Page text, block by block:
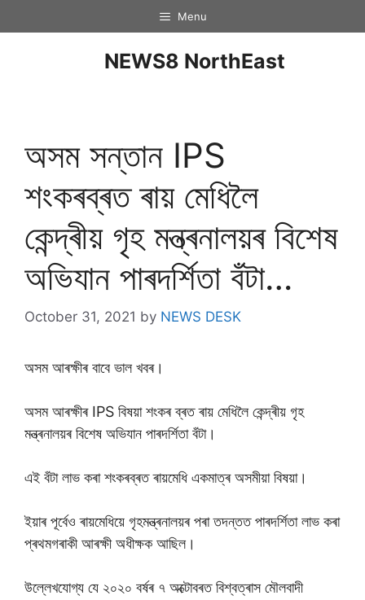
Menu
NEWS8 NorthEast
অসম সন্তান IPS
শংকৰব্ৰত ৰায় মেধিলৈ
কেন্দ্ৰীয় গৃহ মন্ত্ৰনালয়ৰ বিশেষ
অভিযান পাৰদৰ্শিতা বঁটা…
October 31, 2021 by NEWS DESK
অসম আৰক্ষীৰ বাবে ভাল খবৰ।
অসম আৰক্ষীৰ IPS বিষয়া শংকৰ ব্ৰত ৰায় মেধিলৈ কেন্দ্ৰীয় গৃহ
মন্ত্ৰনালয়ৰ বিশেষ অভিযান পাৰদৰ্শিতা বঁটা।
এই বঁটা লাভ কৰা শংকৰব্ৰত ৰায়মেধি একমাত্ৰ অসমীয়া বিষয়া।
ইয়াৰ পূৰ্বেও ৰায়মেধিয়ে গৃহমন্ত্ৰনালয়ৰ পৰা তদন্তত পাৰদৰ্শিতা লাভ কৰা
প্ৰথমগৰাকী আৰক্ষী অধীক্ষক আছিল।
উল্লেখযোগ্য যে ২০২০ বৰ্ষৰ ৭ অক্টোবৰত বিশ্বত্ৰাস মৌলবাদী